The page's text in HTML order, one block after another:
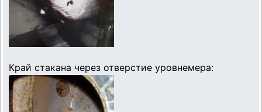
Край стакана через отверстие уровнемера: